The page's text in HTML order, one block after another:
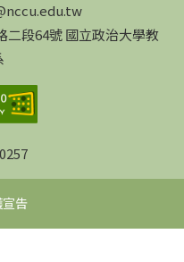
二段64號 國立政治大學教
告